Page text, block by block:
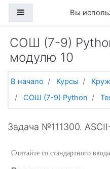
Боковая панель
Вы
СОШ (7-9)
модулю 10
В начало Курсы
СОШ (7-9) Python
Задача №111300.
Считайте со стандартного